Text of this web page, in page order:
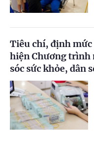
Tiêu chí, định mức
hiện Chương trình
sóc sức khỏe, dân